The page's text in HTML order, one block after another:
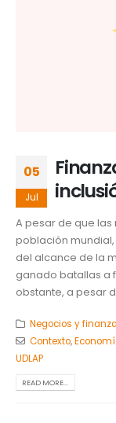
05
Jul
A pesar de que
población
del alcance de la
ganado batallas a
obstante, a pesar
Negocios y
Contexto,
UDLAP
READ MORE...